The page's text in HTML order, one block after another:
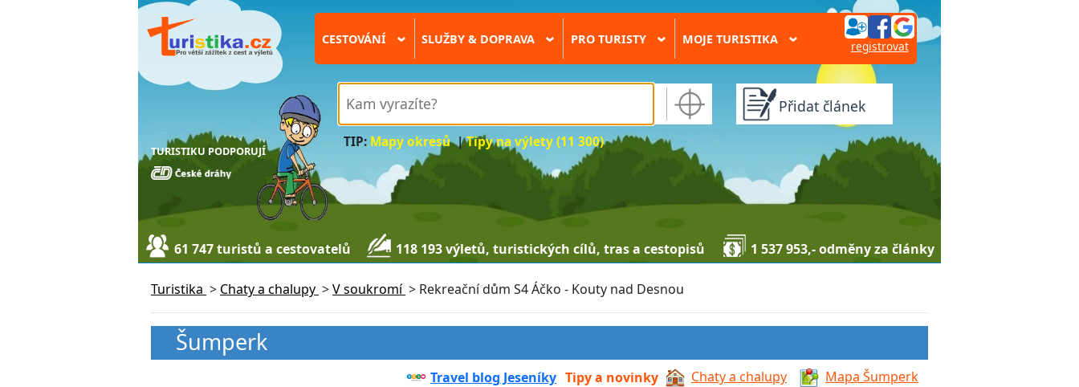
TURISTIKU PODPORUJÍ
CESTOVÁNÍ › SLUŽBY & DOPRAVA › PRO TURISTY › MOJE TURISTIKA › registrovat
TIP: Mapy okresů|Tipy na výlety (11 300)
Přidat článek
61 747 turistů a cestovatelů 118 193 výletů, turistických cílů, tras a cestopisů 1 537 953,- odměny za články
Turistika > Chaty a chalupy >V soukromí > Rekreační dům S4 Áčko - Kouty nad Desnou
Šumperk
Travel blog Jeseníky Tipy a novinky Chaty a chalupy
Mapa Šumperk